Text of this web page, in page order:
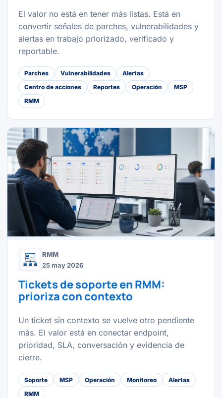
El valor no está en tener más listas. Está en
convertir señales de parches, vulnerabilidades y
alertas en trabajo priorizado, verificado y
reportable.
Parches Vulnerabilidades
Alertas
Centro de acciones
Reportes Operación
MSP
RMM
RMM
25 may 2026
Tickets de soporte en RMM:
prioriza con contexto
Un ticket sin contexto se vuelve otro pendiente
más. El valor está en conectar endpoint,
prioridad, SLA, conversación y evidencia de
cierre.
Soporte MSP Operación Monitoreo
Alertas
RMM